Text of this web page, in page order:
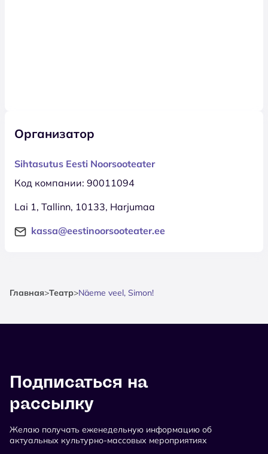
Организатор
Sihtasutus Eesti Noorsooteater
Код компании: 90011094
Lai 1, Tallinn, 10133, Harjumaa
kassa@eestinoorsooteater.ee
Главная>Театр>Näeme veel, Simon!
Подписаться на
рассылку
Желаю получать еженедельную информацию об
актуальных культурно-массовых мероприятиях